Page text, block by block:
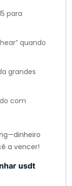
para
quando
grandes
com
a vencer!
usdt